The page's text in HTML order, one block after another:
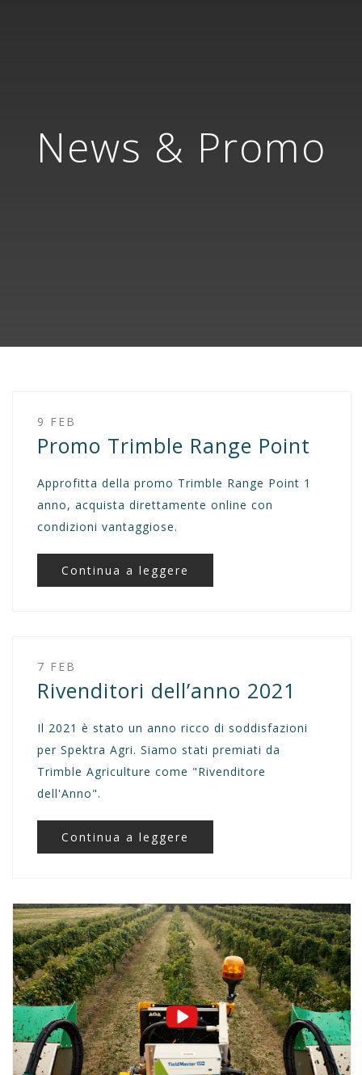
News & Promo
9 FEB
Promo Trimble Range Point
Approfitta della promo Trimble Range Point 1
anno, acquista direttamente online con
condizioni vantaggiose.
Continua a leggere
7 FEB
Rivenditori dell’anno 2021
Il 2021 è stato un anno ricco di soddisfazioni
per Spektra Agri. Siamo stati premiati da
Trimble Agriculture come "Rivenditore
dell'Anno".
Continua a leggere